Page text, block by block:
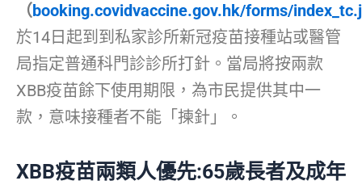
（booking.covidvaccine.gov.hk/forms/
於14日起到到私家診所新冠疫苗接種站或醫管
局指定普通科門診診所打針。當局將按兩款
XBB疫苗餘下使用期限，為市民提供其中一
款，意味接種者不能「揀針」。
XBB疫苗兩類人優先:65歲長者及成年